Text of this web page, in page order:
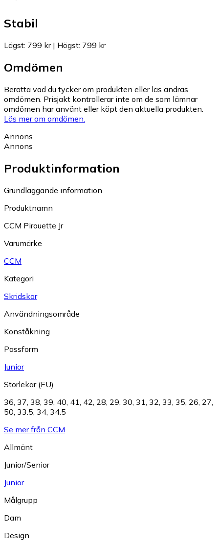
Stabil
Lägst: 799 kr| Högst: 799 kr
Omdömen
Berätta vad du tycker om produkten eller läs andras
omdömen. Prisjakt kontrollerar inte om de som lämnar
omdömen har använt eller köpt den aktuella produkten.
Läs mer om omdömen.
Annons
Annons
Produktinformation
Grundläggande information
Produktnamn
CCM Pirouette Jr
Varumärke
CCM
Kategori
Skridskor
Användningsområde
Konståkning
Passform
Junior
Storlekar (EU)
36 37 38 39 40 41 42 28 29 30 31 32 33 35 26 27
50 33.5 34 34.5
Se mer från CCM
Allmänt
Junior/Senior
Junior
Målgrupp
Dam
Design